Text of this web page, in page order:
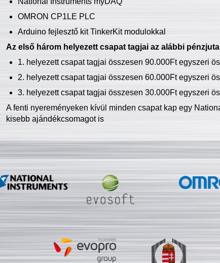
OMRON CP1LE PLC
Arduino fejlesztő kit TinkerKit modulokkal
Az első három helyezett csapat tagjai az alábbi
1. helyezett csapat tagjai összesen 90.000Ft egyszeri
2. helyezett csapat tagjai összesen 60.000Ft egyszeri
3. helyezett csapat tagjai összesen 30.000Ft egyszeri
A fenti nyereményeken kívül minden csapat kap egy
kisebb ajándékcsomagot is